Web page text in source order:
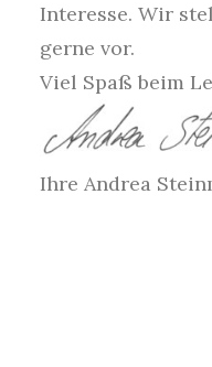
Interesse. Wir
gerne vor.
Viel Spaß beim
Ihre Andrea